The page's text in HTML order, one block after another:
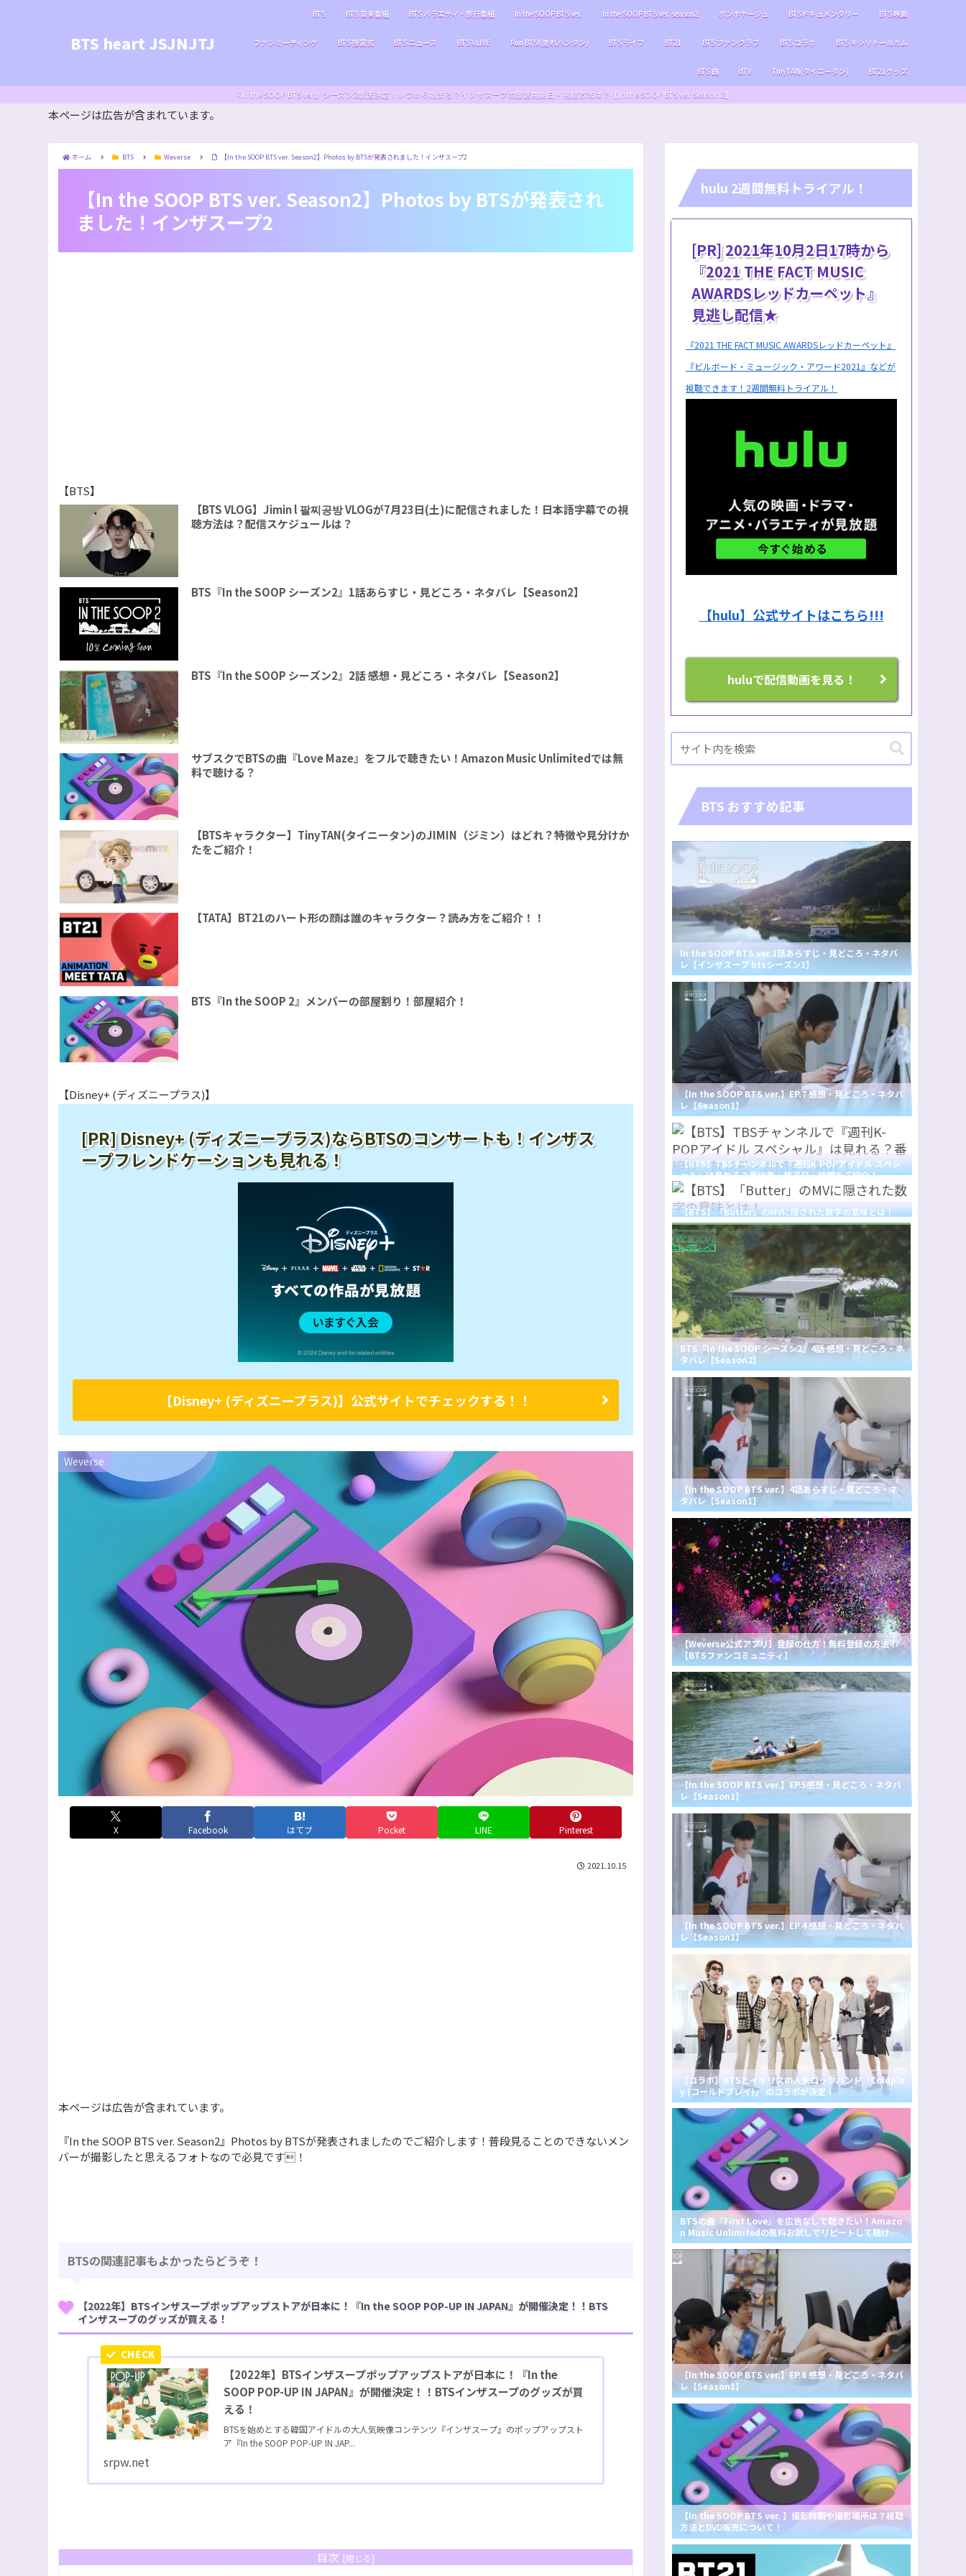
BTS heart JSJNJTJ
BTS BTS 音楽番組 BTS バラエティ・旅行番組 In the SOOP BTS ver. In the SOOP BTS ver. season2 ボンボヤージュ BTSドキュメンタリー BTS 映画
ファンミーティング BTS 授賞式 BTS ニュース BTS VLIVE Run BTS!(走れバンタン) BTS ライブ BT21 BTS ファンクラブ BTS コラボ BTS キシリトールガム
BTS 曲 dTV TinyTAN(タイニータン) BT21グッズ
『In the SOOP BTS ver.』シーズン2放送決定！いつから始まる？インザスープの放送開始日・視聴方法は？【In the SOOP BTS ver. Season 2】
本ページは広告が含まれています。
ホーム BTS Weverse 【In the SOOP BTS ver. Season2】Photos by BTSが発表されました！インザスープ2
【In the SOOP BTS ver. Season2】Photos by BTSが発表され
ました！インザスープ2
【BTS】
【BTS VLOG】Jimin l 팔찌공방 VLOGが7月23日(土)に配信されました！日本語字幕での視
聴方法は？配信スケジュールは？
BTS『In the SOOP シーズン2』1話あらすじ・見どころ・ネタバレ【Season2】
BTS『In the SOOP シーズン2』2話 感想・見どころ・ネタバレ【Season2】
サブスクでBTSの曲『Love Maze』をフルで聴きたい！Amazon Music Unlimitedでは無
料で聴ける？
【BTSキャラクター】TinyTAN(タイニータン)のJIMIN（ジミン）はどれ？特徴や見分けか
たをご紹介！
【TATA】BT21のハート形の顔は誰のキャラクター？読み方をご紹介！！
BTS『In the SOOP 2』メンバーの部屋割り！部屋紹介！
【Disney+ (ディズニープラス)】
[PR] Disney+ (ディズニープラス)ならBTSのコンサートも！インザス
ープフレンドケーションも見れる！
【Disney+ (ディズニープラス)】公式サイトでチェックする！！
Weverse
X Facebook はてブ Pocket LINE Pinterest
2021.10.15
本ページは広告が含まれています。
『In the SOOP BTS ver. Season2』Photos by BTSが発表されましたのでご紹介します！普段見ることのできないメン
バーが撮影したと思えるフォトなので必見です！
BTSの関連記事もよかったらどうぞ！
【2022年】BTSインザスープポップアップストアが日本に！『In the SOOP POP-UP IN JAPAN』が開催決定！！BTS
インザスープのグッズが買える！
【2022年】BTSインザスープポップアップストアが日本に！『In the
SOOP POP-UP IN JAPAN』が開催決定！！BTSインザスープのグッズが買
える！
BTSを始めとする韓国アイドルの大人気映像コンテンツ『インザスープ』のポップアップスト
ア『In the SOOP POP-UP IN JAP...
srpw.net
目次
hulu 2週間無料トライアル！
[PR] 2021年10月2日17時から
『2021 THE FACT MUSIC
AWARDSレッドカーペット』
見逃し配信★
『2021 THE FACT MUSIC AWARDSレッドカーペット』
『ビルボード・ミュージック・アワード2021』などが
視聴できます！2週間無料トライアル！
【hulu】公式サイトはこちら!!!
huluで配信動画を見る！
BTS おすすめ記事
In the SOOP BTS ver.1話あらすじ・見どころ・ネタバ
レ【インザスープ btsシーズン1】
【In the SOOP BTS ver.】EP.7 感想・見どころ・ネタバ
レ【Season1】
【BTS】TBSチャンネルで『週刊K-POPアイドル スペシ
ャル』は見れる？番組表・放送日・時間をご紹介！
【BTS】「Butter」のMVに隠された数字の意味とは！
BTS『In the SOOP シーズン2』4話 感想・見どころ・ネ
タバレ【Season2】
【In the SOOP BTS ver.】4話あらすじ・見どころ・ネ
タバレ【Season1】
【Weverse公式アプリ】登録の仕方！無料登録の方法！
【BTSファンコミュニティ】
【In the SOOP BTS ver.】EP.5感想・見どころ・ネタバ
レ【Season1】
【In the SOOP BTS ver.】EP.4 感想・見どころ・ネタバ
レ【Season1】
【コラボ】BTSとイギリスの人気ロックバンド「Coldpla
y (コールドプレイ)」 のコラボが決定！
BTSの曲『First Love』を広告なしで聴きたい！Amazo
n Music Unlimitedの無料お試しでリピートして聴け
る？
【In the SOOP BTS ver.】EP.6 感想・見どころ・ネタバ
レ【Season1】
【In the SOOP BTS ver. 】撮影時期や撮影場所は？視聴
方法とDVD販売について！